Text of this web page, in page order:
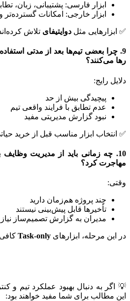
ابزار فارسی: پشتیبانی، زبان، تطابق
ابزار خارجی: امکانات گسترده‌تر ولی
مثل دوایتیفایتلاش کرده‌اند
بعضی تیم‌ها بعد از مدتی استفاده از
می‌کنند؟
رایج:
پیچیدگی بیش از حد
عدم تطابق با فرایند واقعی تیم
نبود گزارش مدیریتی مفید
ابزار مناسب قبل از خرید حیاتی
چه زمانی باید از مدیریت وظایف به
کرد؟
چند پروژه هم‌زمان دارید
تأخیرها قابل پیش‌بینی نیستند
مدیران به گزارش تصمیم‌ساز نیاز دارند
مرحله، ابزارهای Task-onlyکافی
به دنبال بهبود عملکرد تیم و کنترل
مطالب برای شما مفید خواهند بود: